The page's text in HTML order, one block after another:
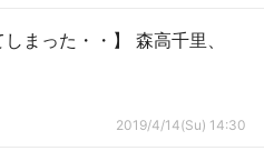
まった・・】 森高千里、
2019/4/14(Su) 14:30